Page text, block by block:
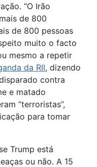
“O Irão
de 800
de 800 pessoas
muito o facto
mesmo a repetir
da RII, dizendo
contra
e matado
“terroristas”,
para tomar
Trump está
ou não. A 15